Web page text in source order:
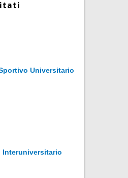
Universitario
Interuniversitario